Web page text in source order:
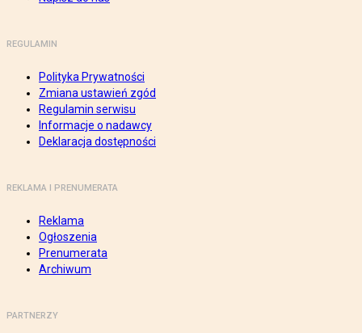
REGULAMIN
Polityka Prywatności
Zmiana ustawień zgód
Regulamin serwisu
Informacje o nadawcy
Deklaracja dostępności
REKLAMA I PRENUMERATA
Reklama
Ogłoszenia
Prenumerata
Archiwum
PARTNERZY